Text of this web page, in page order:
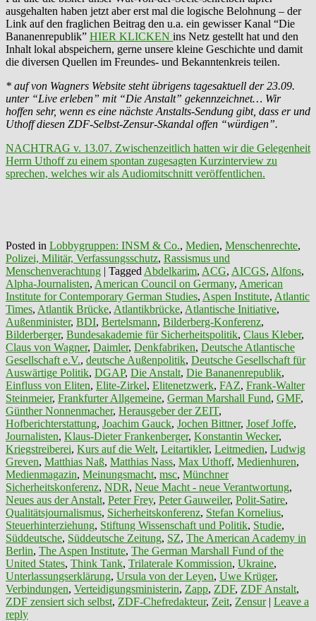
ausgehalten haben jetzt aber erst mal die logische Belohnung – der
Link auf den fraglichen Beitrag den u.a. ein gewisser Kanal “Die
Bananenrepublik” HIER KLICKEN ins Netz gestellt hat und den
Inhalt lokal abspeichern, gerne unsere kleine Geschichte und damit
die diversen Quellen im Freundes- und Bekanntenkreis teilen.
* auf von Wagners Website steht übrigens tagesaktuell der 23.09.
unter “Live erleben” mit “Die Anstalt” gekennzeichnet… Wir
hoffen sehr, wenn es eine nächste Anstalts-Sendung gibt, dass er und
Uthoff diesen ZDF-Selbst-Zensur-Skandal offen “würdigen”.
NACHTRAG v. 13.07. Zwischenzeitlich hatten wir die Gelegenheit
Herrn Uthoff zu einem spontan zugesagten Kurzinterview zu
sprechen, welches wir als Audiomitschnitt veröffentlichen.
Posted in Lobbygruppen: INSM & Co., Medien, Menschenrechte,
Polizei, Militär, Verfassungsschutz, Rassismus und
Menschenverachtung | Tagged Abdelkarim, ACG, AICGS, Alfons,
Alpha-Journalisten, American Council on Germany, American
Institute for Contemporary German Studies, Aspen Institute, Atlantic
Times, Atlantik Brücke, Atlantikbrücke, Atlantische Initiative,
Außenminister, BDI, Bertelsmann, Bilderberg-Konferenz,
Bilderberger, Bundesakademie für Sicherheitspolitik, Claus Kleber,
Claus von Wagner, Daimler, Denkfabriken, Deutsche Atlantische
Gesellschaft e.V., deutsche Außenpolitik, Deutsche Gesellschaft für
Auswärtige Politik, DGAP, Die Anstalt, Die Bananenrepublik,
Einfluss von Eliten, Elite-Zirkel, Elitenetzwerk, FAZ, Frank-Walter
Steinmeier, Frankfurter Allgemeine, German Marshall Fund, GMF,
Günther Nonnenmacher, Herausgeber der ZEIT,
Hofberichterstattung, Joachim Gauck, Jochen Bittner, Josef Joffe,
Journalisten, Klaus-Dieter Frankenberger, Konstantin Wecker,
Kriegstreiberei, Kurs auf die Welt, Leitartikler, Leitmedien, Ludwig
Greven, Matthias Naß, Matthias Nass, Max Uthoff, Medienhuren,
Medienmagazin, Meinungsmacht, msc, Münchner
Sicherheitskonferenz, NDR, Neue Macht - neue Verantwortung,
Neues aus der Anstalt, Peter Frey, Peter Gauweiler, Polit-Satire,
Qualitätsjournalismus, Sicherheitskonferenz, Stefan Kornelius,
Steuerhinterziehung, Stiftung Wissenschaft und Politik, Studie,
Süddeutsche, Süddeutsche Zeitung, SZ, The American Academy in
Berlin, The Aspen Institute, The German Marshall Fund of the
United States, Think Tank, Trilaterale Kommission, Ukraine,
Unterlassungserklärung, Ursula von der Leyen, Uwe Krüger,
Verbindungen, Verteidigungsministerin, Zapp, ZDF, ZDF Anstalt,
ZDF zensiert sich selbst, ZDF-Chefredakteur, Zeit, Zensur | Leave a
reply